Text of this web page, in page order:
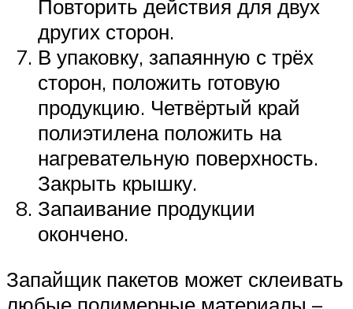
Повторить действия для двух
других сторон.
В упаковку, запаянную с трёх
сторон, положить готовую
продукцию. Четвёртый край
полиэтилена положить на
нагревательную поверхность.
Закрыть крышку.
Запаивание продукции
окончено.
Запайщик пакетов может склеивать
любые полимерные материалы –